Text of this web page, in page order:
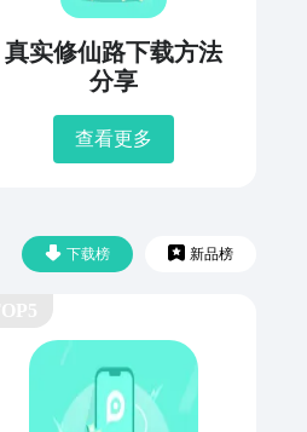
真实修仙路下载方法
分享
查看更多
下载榜 新品榜